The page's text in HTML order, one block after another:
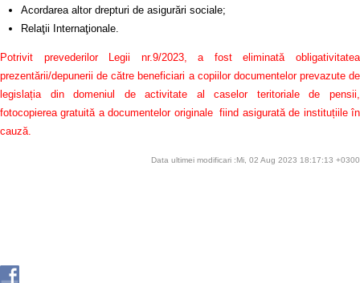
Acordarea altor drepturi de asigurări sociale;
Relaţii Internaţionale.
Potrivit prevederilor Legii nr.9/2023, a fost eliminată obligativitatea
prezentării/depunerii de către beneficiari a copiilor documentelor prevazute de
legislația din domeniul de activitate al caselor teritoriale de pensii,
fotocopierea gratuită a documentelor originale fiind asigurată de instituțiile în
cauză.
Data ultimei modificari :Mi, 02 Aug 2023 18:17:13 +0300